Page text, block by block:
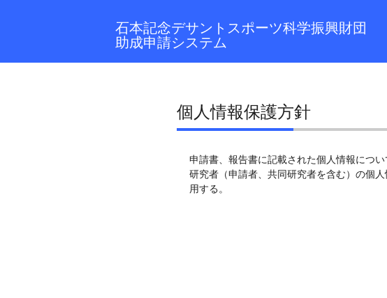
石本記念デサントスポーツ科学振興財団
助成申請システム
個人情報保護方針
申請書、報告書に記載された個人情報につ
研究者（申請者、共同研究者を含む）の個
用する。